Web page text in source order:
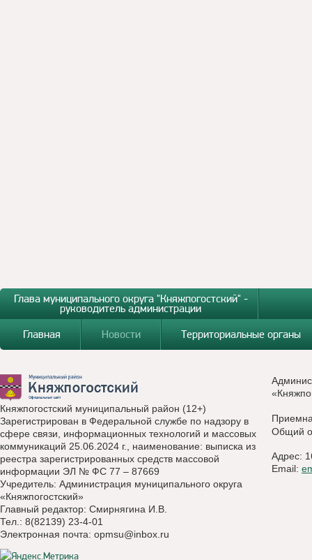
Глава муниципального округа "Княжпогостский" -
руководитель администрации
Главная
Новости Территориальные органы
Княжпогостский муниципальный район (12+)
Зарегистрирован в Федеральной службе по надзору в
сфере связи, информационных технологий и массовых
коммуникаций 25.06.2024 г., наименование: выписка из
реестра зарегистрированных средств массовой
информации ЭЛ № ФС 77 – 87669
Учредитель: Администрация муниципального округа
«Княжпогостский»
Главный редактор: Смирнягина И.В.
Тел.: 8(82139) 23-4-01
Электронная почта: opmsu@inbox.ru
Общий
Адрес:
Email: